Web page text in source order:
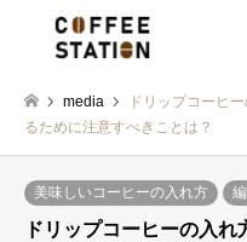
media
ドリップコーヒ
るために注意すべきことは？
美味しいコーヒーの入れ方
ドリップコーヒーの入